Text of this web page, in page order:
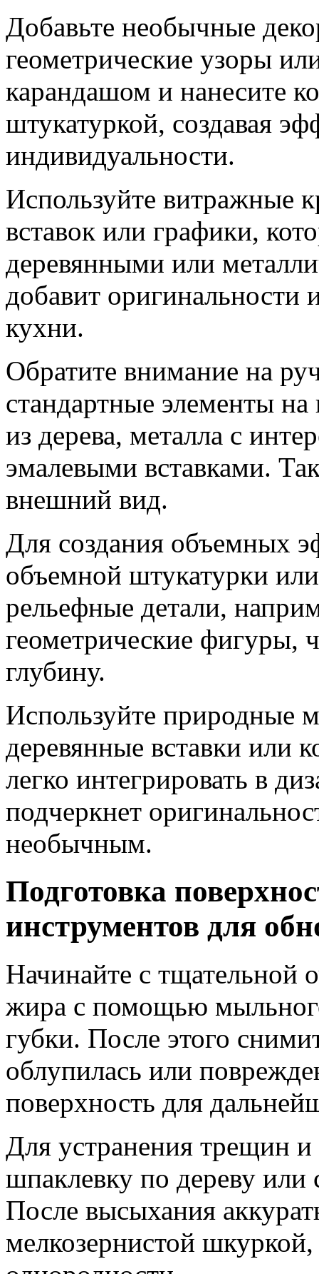
Добавьте необычные
геометрические узоры
карандашом и нанесите
штукатуркой, создавая
индивидуальности.
Используйте витражные
вставок или графики,
деревянными или
добавит оригинальности
кухни.
Обратите внимание на
стандартные элементы
из дерева, металла с
эмалевыми вставками.
внешний вид.
Для создания объемных
объемной штукатурки
рельефные детали,
геометрические фигуры,
глубину.
Используйте природные
деревянные вставки или
легко интегрировать в
подчеркнет
необычным.
Подготовка
инструментов для
Начинайте с тщательной
жира с помощью
губки. После этого
облупилась или
поверхность для
Для устранения трещин и
шпаклевку по дереву или
После высыхания
мелкозернистой шкуркой,